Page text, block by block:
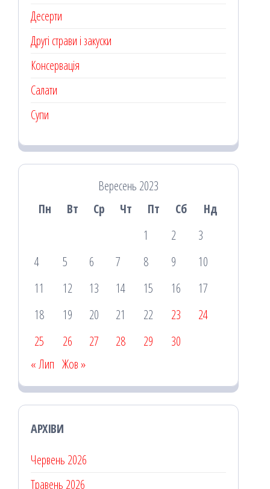
Десерти
Другі страви і закуски
Консервація
Салати
Супи
Вересень 2023
Пн
Вт Ср Чт Пт Сб
Нд
1
2
3
4
5 6 7 8 9
10
11
12 13 14 15 16
17
18
19 20 21 22 23
24
25
26 27 28 29
30
« Лип Жов »
АРХІВИ
Червень 2026
Травень 2026